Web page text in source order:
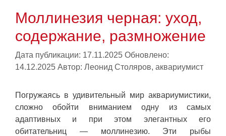
Моллинезия черная: уход,
содержание, размножение
Дата публикации: 17.11.2025 Обновлено:
14.12.2025 Автор: Леонид Столяров, аквариумист
Погружаясь в удивительный мир аквариумистики,
сложно обойти вниманием одну из самых
адаптивных и при этом элегантных его
обитательниц — моллинезию. Эти рыбы